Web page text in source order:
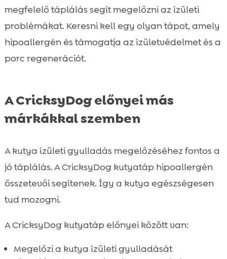
megfelelő táplálás segít megelőzni az ízületi
problémákat. Keresni kell egy olyan tápot, amely
hipoallergén és támogatja az ízületvédelmet és a
porc regenerációt.
A CricksyDog előnyei más
márkákkal szemben
A kutya ízületi gyulladás megelőzéséhez fontos a
jó táplálás. A CricksyDog kutyatáp hipoallergén
összetevői segítenek. Így a kutya egészségesen
tud mozogni.
A CricksyDog kutyatáp előnyei között van:
Megelőzi a kutya ízületi gyulladását